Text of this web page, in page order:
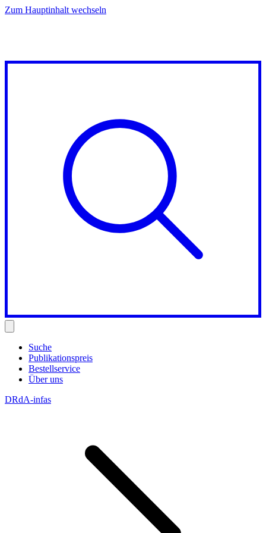
Zum Hauptinhalt wechseln
Suche
Publikationspreis
Bestellservice
Über uns
DRdA-infas